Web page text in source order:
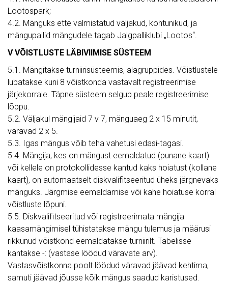
Lootospark;
4.2. Mänguks ette valmistatud väljakud, kohtunikud, ja
mängupallid mängudele tagab Jalgpalliklubi „Lootos“.
V VÕISTLUSTE LÄBIVIIMISE SÜSTEEM
5.1. Mängitakse turniirisüsteemis, alagruppides. Võistlustele
lubatakse kuni 8 võistkonda vastavalt registreerimise
järjekorrale. Täpne süsteem selgub peale registreerimise
lõppu.
5.2. Väljakul mängijaid 7 v 7, mänguaeg 2 x 15 minutit,
väravad 2 x 5.
5.3. Igas mängus võib teha vahetusi edasi-tagasi.
5.4. Mängija, kes on mängust eemaldatud (punane kaart)
või kellele on protokollidesse kantud kaks hoiatust (kollane
kaart), on automaatselt diskvalifitseeritud üheks järgnevaks
mänguks. Järgmise eemaldamise või kahe hoiatuse korral
võistluste lõpuni.
5.5. Diskvalifitseeritud või registreerimata mängija
kaasamängimisel tühistatakse mängu tulemus ja määrusi
rikkunud võistkond eemaldatakse turniirilt. Tabelisse
kantakse -: (vastase löödud väravate arv).
Vastasvõistkonna poolt löödud väravad jäävad kehtima,
samuti jäävad jõusse kõik mängus saadud karistused.